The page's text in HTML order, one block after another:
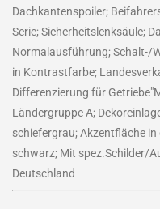
Dachkantenspoiler;
Serie; Sicherheitslenksäule;
Normalausführung; Schalt-/
in Kontrastfarbe;
Differenzierung für
Ländergruppe A;
schiefergrau; Akzentfläche
schwarz; Mit spez.Schilder/
Deutschland